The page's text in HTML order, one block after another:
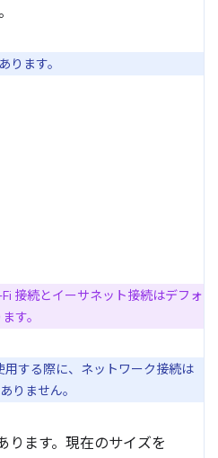
ます。
接続とイーサネット接続はデフォ
す。
する際に、ネットワーク接続は
りません。
ります。現在のサイズを